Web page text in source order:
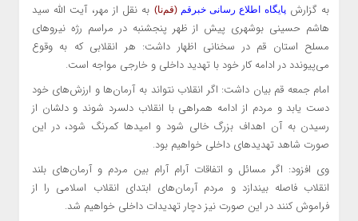
به گزارشپایگاه اطلاع رسانی خبرقم (قم‌نا)
به نقل از مهر، آیت الله سید
هاشم حسینی بوشهری پیش از ظهر پنجشنبه در مراسم رژه نیروهای
مسلح استان قم در سخنانی اظهار داشت: هر انقلابی که به وقوع
می‌پیوندد در ادامه کار خود با تهدید داخلی و خارجی مواجه است.
امام جمعه قم بیان داشت: اگر انقلاب نتواند به آرمان‌ها و ارزش‌های خود
دست یابد و مردم از ادامه همراهی با انقلاب دلسرد شوند و دلشان از
رسیدن به آن اهداف بزرگ خالی شود و امیدها کمرنگ شود، در این
صورت شاهد تهدیدهای داخلی خواهیم بود.
وی افزود: اگر مسائل و اتفاقات آرام آرام بین مردم و آرمان‌های بلند
انقلاب فاصله بیندازد و مردم آرمان‌های ابتدای انقلاب اسلامی را از
فراموش کنند در این صورت نیز دچار تهدیدات داخلی خواهیم شد.